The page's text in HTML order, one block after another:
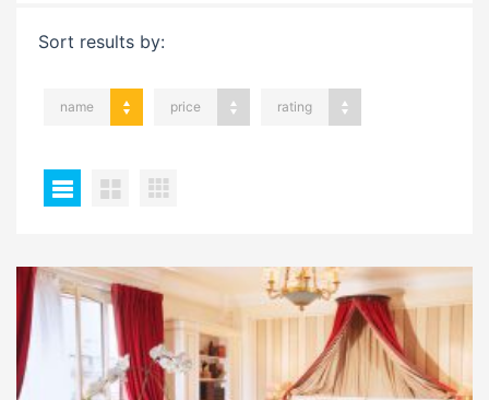
Sort results by:
name price rating